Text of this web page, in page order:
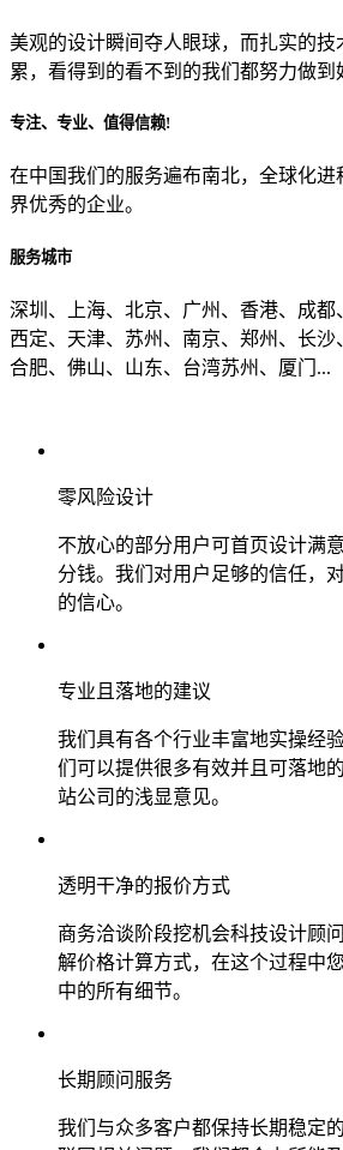
目前主要的营销渠道是？
美观的设计瞬间夺人眼球，而扎实的技
累，看得到的看不到的我们都努力做到
专注、专业、值得信赖!
在中国我们的服务遍布南北，全球化
界优秀的企业。
服务城市
深圳、上海、北京、广州、香港、成都
西定、天津、苏州、南京、郑州、长沙
合肥、佛山、山东、台湾苏州、厦门...
零风险设计
不放心的部分用户可首页设计满
分钱。我们对用户足够的信任，
的信心。
专业且落地的建议
我们具有各个行业丰富地实操经
们可以提供很多有效并且可落地
站公司的浅显意见。
透明干净的报价方式
商务洽谈阶段挖机会科技设计顾
解价格计算方式，在这个过程中
中的所有细节。
长期顾问服务
我们与众多客户都保持长期稳定